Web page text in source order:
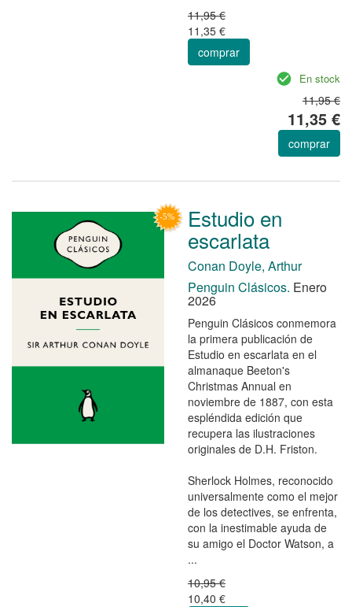
11,95 €
11,35 €
comprar
En stock
11,95 €
11,35 €
comprar
Estudio en
escarlata
Conan Doyle, Arthur
Penguin Clásicos. Enero
2026
Penguin Clásicos conmemora
la primera publicación de
Estudio en escarlata en el
almanaque Beeton's
Christmas Annual en
noviembre de 1887, con esta
espléndida edición que
recupera las ilustraciones
originales de D.H. Friston.
Sherlock Holmes, reconocido
universalmente como el mejor
de los detectives, se enfrenta,
con la inestimable ayuda de
su amigo el Doctor Watson, a
...
10,95 €
10,40 €